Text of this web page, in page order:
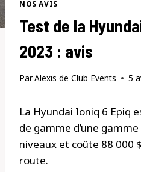
NOS AVIS
Test de la
2023 : avis
ParAlexis de Club Events 5
La Hyundai Ioniq 6 Epiq
de gamme d’une
niveaux et coûte 88 000
route.